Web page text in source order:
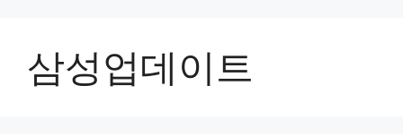
삼성업데이트